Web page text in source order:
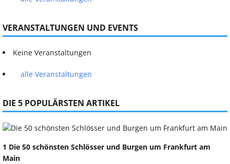
VERANSTALTUNGEN UND EVENTS
Keine Veranstaltungen
alle Veranstaltungen
DIE 5 POPULÄRSTEN ARTIKEL
1 Die 50 schönsten Schlösser und Burgen um Frankfurt am
Main